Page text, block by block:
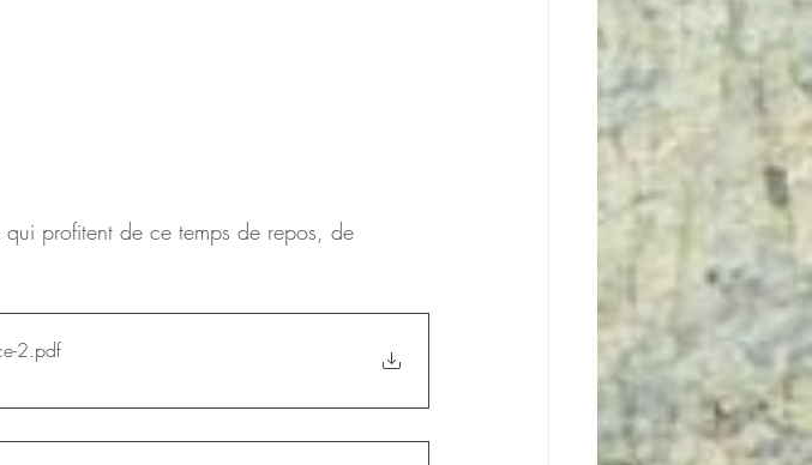
profitent de ce temps de repos, de
2.pdf